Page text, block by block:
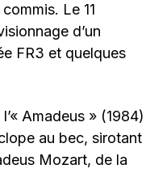
Le 11
d’un
FR3 et quelques
Amadeus » (1984)
au bec, sirotant
Mozart, de la